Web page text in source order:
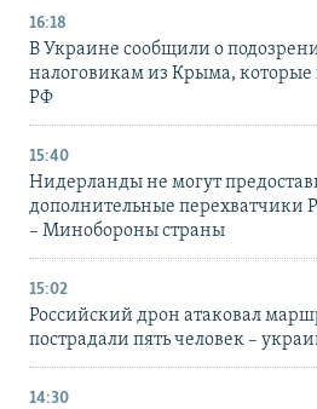
16:18
В Украине сообщили о
налоговикам из Крыма,
РФ
15:40
Нидерланды не могут
дополнительные перехватчики
– Минобороны страны
15:02
Российский дрон атаковал
пострадали пять человек –
14:30